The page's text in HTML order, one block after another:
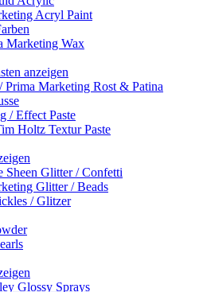
Acryl Paint
Marketing Wax
anzeigen
Prima Marketing Rost & Patina
/ Effect Paste
Holtz Textur Paste
Sheen Glitter / Confetti
Glitter / Beads
/ Glitzer
Glossy Sprays